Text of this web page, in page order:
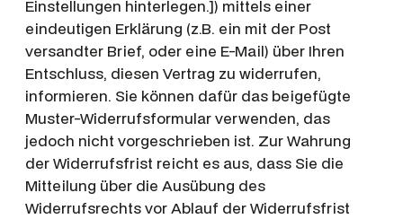
Einstellungen hinterlegen.]) mittels einer
eindeutigen Erklärung (z.B. ein mit der Post
versandter Brief, oder eine E-Mail) über Ihren
Entschluss, diesen Vertrag zu widerrufen,
informieren. Sie können dafür das beigefügte
Muster-Widerrufsformular verwenden, das
jedoch nicht vorgeschrieben ist. Zur Wahrung
der Widerrufsfrist reicht es aus, dass Sie die
Mitteilung über die Ausübung des
Widerrufsrechts vor Ablauf der Widerrufsfrist